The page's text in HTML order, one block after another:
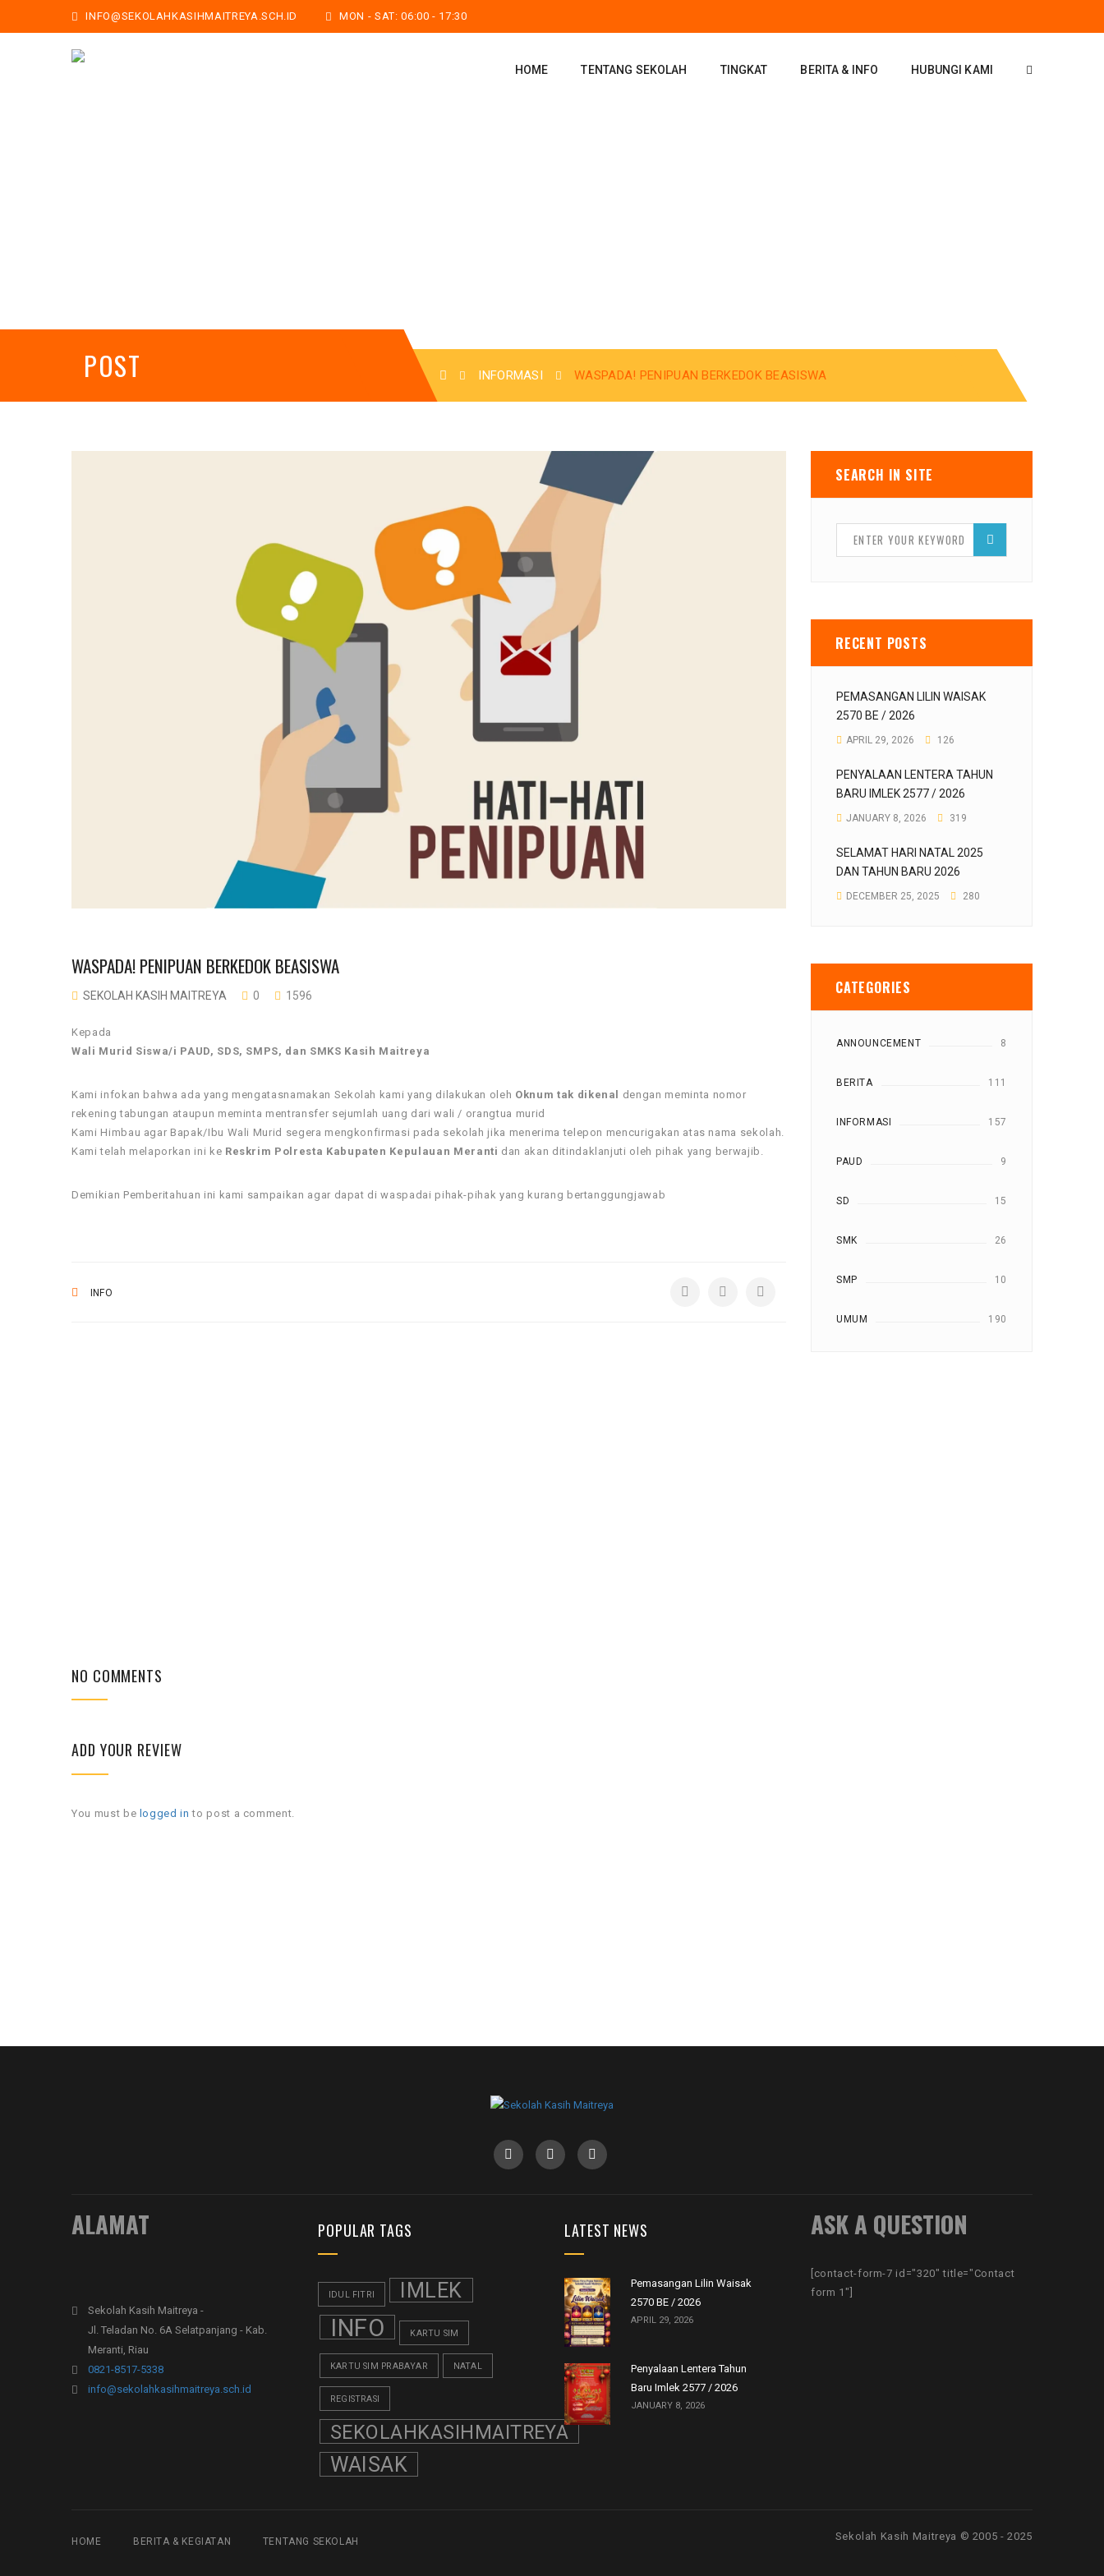
INFO@SEKOLAHKASIHMAITREYA.SCH.ID MON - SAT: 06:00 - 17:30
HOME TENTANG SEKOLAH TINGKAT BERITA & INFO HUBUNGI KAMI
POST INFORMASI WASPADA! PENIPUAN BERKEDOK BEASISWA
WASPADA! PENIPUAN BERKEDOK BEASISWA
SEKOLAH KASIH MAITREYA 0 1596
Kepada
Wali Murid Siswa/i PAUD, SDS, SMPS, dan SMKS Kasih Maitreya
Kami infokan bahwa ada yang mengatasnamakan Sekolah kami yang dilakukan oleh Oknum tak dikenal
dengan meminta nomor
rekening tabungan ataupun meminta mentransfer sejumlah uang dari wali / orangtua murid
Kami Himbau agar Bapak/Ibu Wali Murid segera mengkonfirmasi pada sekolah jika menerima telepon mencurigakan atas nama sekolah.
Kami telah melaporkan ini ke Reskrim Polresta Kabupaten Kepulauan Meranti dan akan ditindaklanjuti oleh pihak yang berwajib.
Demikian Pemberitahuan ini kami sampaikan agar dapat di waspadai pihak-pihak yang kurang bertanggungjawab
INFO
NO COMMENTS
ADD YOUR REVIEW
You must be logged in to post a comment.
SEARCH IN SITE
RECENT POSTS
PEMASANGAN LILIN WAISAK
2570 BE / 2026
APRIL 29, 2026 126
PENYALAAN LENTERA TAHUN
BARU IMLEK 2577 / 2026
JANUARY 8, 2026 319
SELAMAT HARI NATAL 2025
DAN TAHUN BARU 2026
DECEMBER 25, 2025 280
CATEGORIES
ANNOUNCEMENT 8
BERITA 111
INFORMASI 157
PAUD 9
SD 15
SMK 26
SMP 10
UMUM 190
ALAMAT
Sekolah Kasih Maitreya -
Jl. Teladan No. 6A Selatpanjang - Kab.
Meranti, Riau
0821-8517-5338
info@sekolahkasihmaitreya.sch.id
POPULAR TAGS
IDUL FITRI IMLEK
INFO KARTU SIM
KARTU SIM PRABAYAR NATAL
REGISTRASI
SEKOLAHKASIHMAITREYA
WAISAK
LATEST NEWS
Pemasangan Lilin Waisak
2570 BE / 2026
APRIL 29, 2026
Penyalaan Lentera Tahun
Baru Imlek 2577 / 2026
JANUARY 8, 2026
ASK A QUESTION
[contact-form-7 id="320" title="Contact
form 1"]
HOME BERITA & KEGIATAN TENTANG SEKOLAH Sekolah Kasih Maitreya © 2005 - 2025